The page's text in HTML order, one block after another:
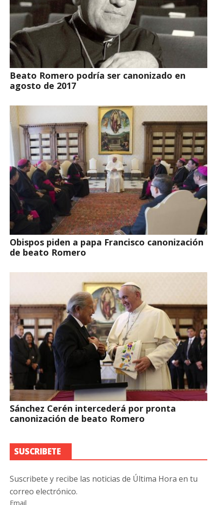
Beato Romero podría ser canonizado en
agosto de 2017
Obispos piden a papa Francisco canonización
de beato Romero
Sánchez Cerén intercederá por pronta
canonización de beato Romero
SUSCRIBETE
Suscribete y recibe las noticias de Última Hora en tu
correo electrónico.
Email